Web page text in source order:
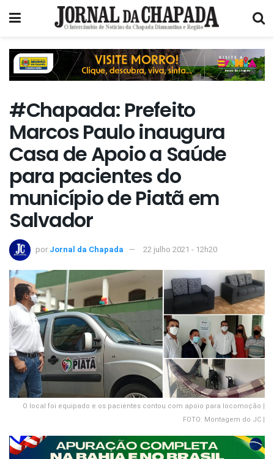
#Chapada: Prefeito
Marcos Paulo inaugura
Casa de Apoio a Saúde
para pacientes do
município de Piatã em
Salvador
por Jornal da Chapada 22 julho 2021 - 12h20
O local foi equipado e os pacientes contou com apoio para locomoção |
FOTO: Montagem do JC |